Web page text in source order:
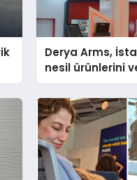
Derya Arms,
nesil ürünlerini
sergiledi